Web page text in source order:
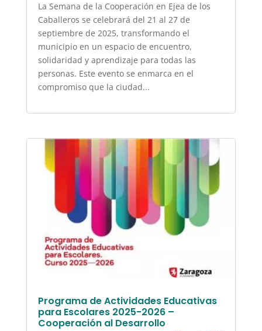
La Semana de la Cooperación en Ejea de los
Caballeros se celebrará del 21 al 27 de
septiembre de 2025, transformando el
municipio en un espacio de encuentro,
solidaridad y aprendizaje para todas las
personas. Este evento se enmarca en el
compromiso que la ciudad...
Programa de Actividades Educativas
para Escolares 2025-2026 –
Cooperación al Desarrollo